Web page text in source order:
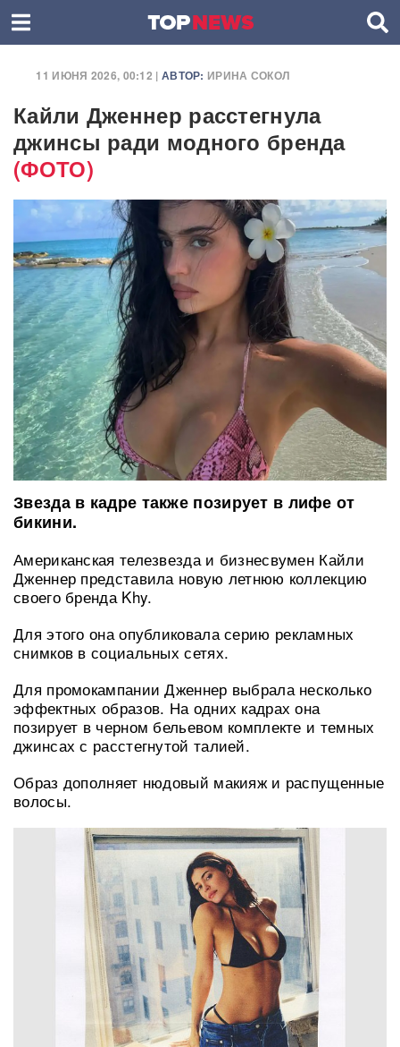
11 ИЮНЯ 2026, 00:12 | АВТОР: ИРИНА СОКОЛ
Кайли Дженнер расстегнула
джинсы ради модного бренда
(ФОТО)
Звезда в кадре также позирует в лифе от
бикини.
Американская телезвезда и бизнесвумен Кайли
Дженнер представила новую летнюю коллекцию
своего бренда Khy.
Для этого она опубликовала серию рекламных
снимков в социальных сетях.
Для промокампании Дженнер выбрала несколько
эффектных образов. На одних кадрах она
позирует в черном бельевом комплекте и темных
джинсах с расстегнутой талией.
Образ дополняет нюдовый макияж и распущенные
волосы.